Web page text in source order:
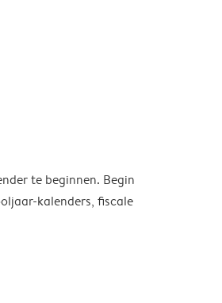
te beginnen. Begin
kalenders, fiscale